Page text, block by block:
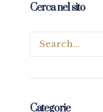
Cerca nel sito
Categorie